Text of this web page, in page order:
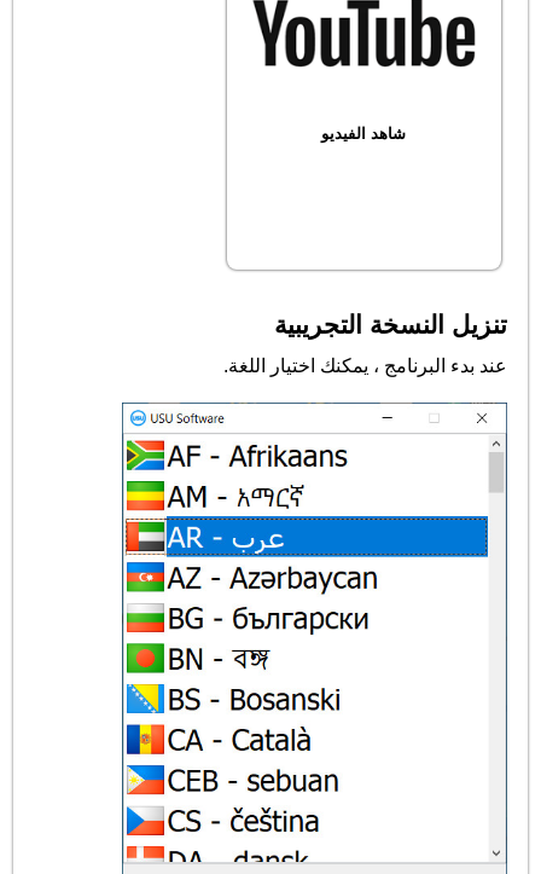
شاهد الفيديو
تنزيل النسخة التجريبية
عند بدء البرنامج ، يمكنك اختيار اللغة.